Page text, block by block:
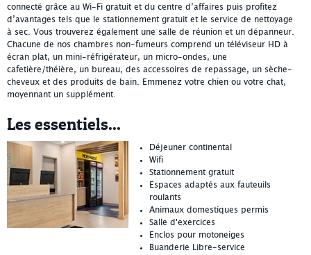
connecté grâce au Wi-Fi gratuit et du centre d’affaires puis profitez
d’avantages tels que le stationnement gratuit et le service de nettoyage
à sec. Vous trouverez également une salle de réunion et un dépanneur.
Chacune de nos chambres non-fumeurs comprend un téléviseur HD à
écran plat, un mini-réfrigérateur, un micro-ondes, une
cafetière/théière, un bureau, des accessoires de repassage, un sèche-
cheveux et des produits de bain. Emmenez votre chien ou votre chat,
moyennant un supplément.
Les essentiels...
Déjeuner continental
Wifi
Stationnement gratuit
Espaces adaptés aux fauteuils
roulants
Animaux domestiques permis
Salle d'exercices
Enclos pour motoneiges
Buanderie Libre-service